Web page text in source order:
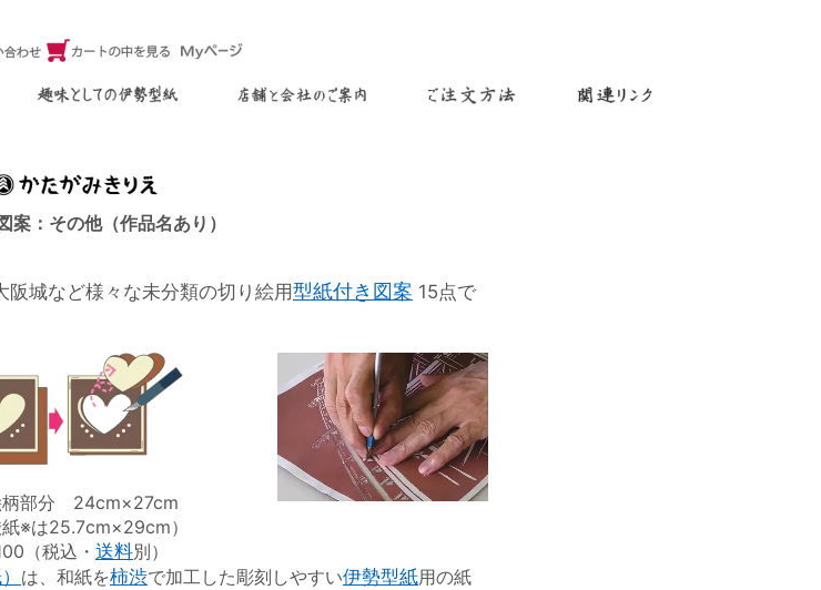
案：その他（作品名あり）
城など様々な未分類の切り絵用型紙付き図案 15点で
部分 24cm×27cm
は25.7cm×29cm）
（税込・ 送料別）
は、和紙を柿渋で加工した彫刻しやすい伊勢型紙用の紙